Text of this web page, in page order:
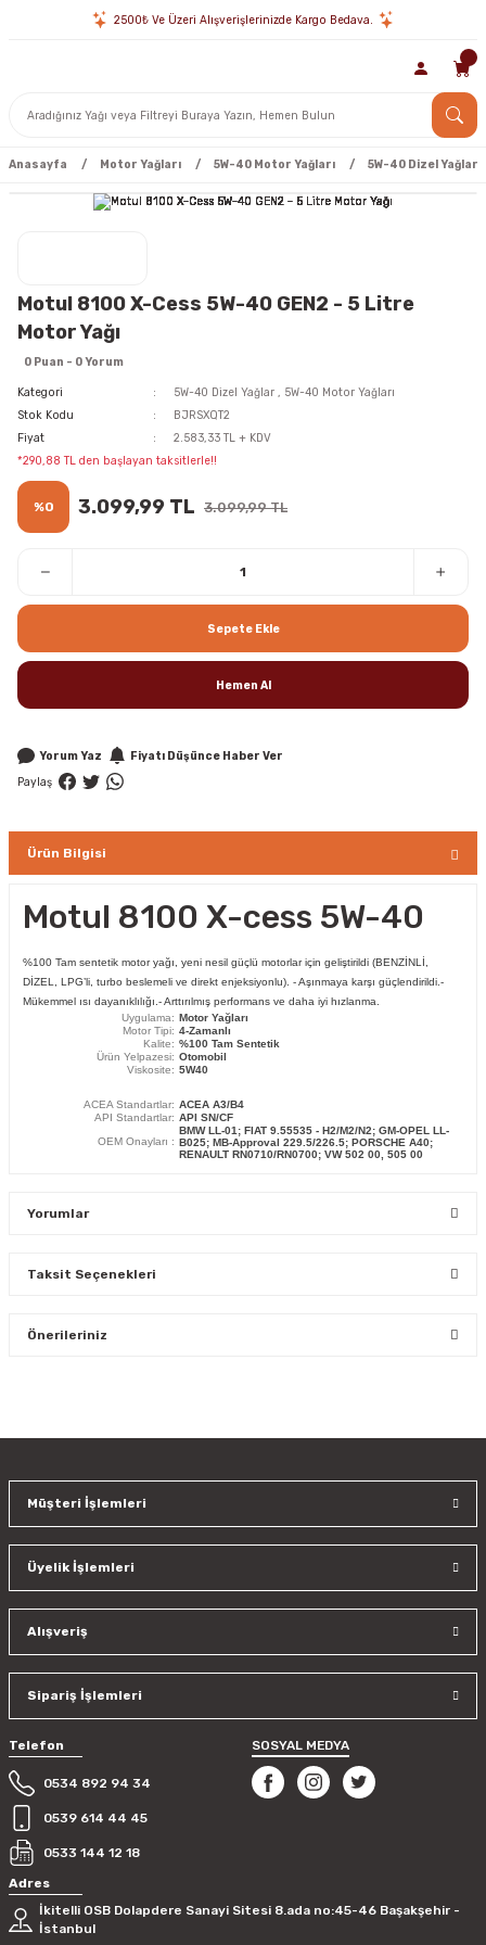
2500₺ Ve Üzeri Alışverişlerinizde Kargo Bedava.
Anasayfa Motor Yağları 5W-40 Motor Yağları 5W-40 Dizel Yağlar
Motul 8100 X-Cess 5W-40 GEN2 - 5 Litre
Motor Yağı
0 Puan - 0 Yorum
Kategori 5W-40 Dizel Yağlar , 5W-40 Motor Yağları
Stok Kodu
BJRSXQT2
Fiyat
2.583,33 TL + KDV
*290,88 TL den başlayan taksitlerle!!
%0 3.099,99 TL 3.099,99 TL
Sepete Ekle
Hemen Al
Yorum Yaz
Fiyatı Düşünce Haber Ver
Paylaş
Ürün Bilgisi
Motul 8100 X-cess 5W-40
%100 Tam sentetik motor yağı, yeni nesil güçlü motorlar için geliştirildi (BENZİNLİ,
DİZEL, LPG’li, turbo beslemeli ve direkt enjeksiyonlu). - Aşınmaya karşı güçlendirildi.-
Mükemmel ısı dayanıklılığı.- Arttırılmış performans ve daha iyi hızlanma.
Uygulama: Motor Yağları
Motor Tipi: 4-Zamanlı
Kalite: %100 Tam Sentetik
Ürün Yelpazesi: Otomobil
Viskosite: 5W40
ACEA Standartlar: ACEA A3/B4
API Standartlar: API SN/CF
OEM Onayları :
BMW LL-01; FIAT 9.55535 - H2/M2/N2; GM-OPEL LL-
B025; MB-Approval 229.5/226.5; PORSCHE A40;
RENAULT RN0710/RN0700; VW 502 00, 505 00
Yorumlar
Taksit Seçenekleri
Önerileriniz
Ürün resmi kalitesiz, bozuk veya görüntülenemiyor.
Ürün bilgilerinde hatalar bulunuyor.
Bu ürüne benzer farklı alternatifler olmalı.
Gönder
Müşteri İşlemleri
Üyelik İşlemleri
Alışveriş
Sipariş İşlemleri
Telefon
0534 892 94 34
0539 614 44 45
0533 144 12 18
SOSYAL MEDYA
Adres
İkitelli OSB Dolapdere Sanayi Sitesi 8.ada no:45-46 Başakşehir -
İstanbul